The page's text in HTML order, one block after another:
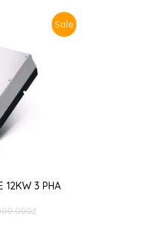
Sale
12KW 3 PHA
₫